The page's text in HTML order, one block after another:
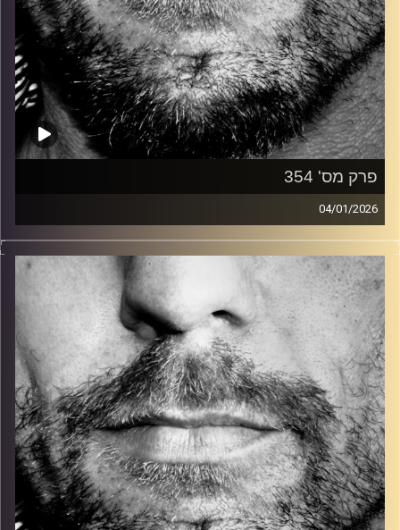
פרק מס' 354
04/01/2026
זיפים, מוזיקה מחוספסת של הופעות חיות. הרבה ג'אם, רוק,
בלוז, bluegrass, ג'אז, Fאנק, פרוגרסיב ואפילו אלקטרוניקה.
כל מה שחי, אמיתי ונושם.
עם שמוליק רגב.
קרדיט תמונות: David Goehring